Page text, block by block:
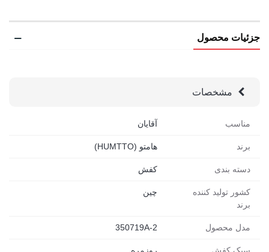
جزئیات محصول
مشخصات
مناسب آقایان
برند هامتو (HUMTTO)
دسته بندی کفش
کشور تولید کننده
برند
چین
مدل محصول 350719A-2